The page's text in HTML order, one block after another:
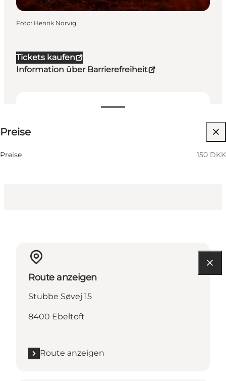
Tickets kaufen
Information über Barrierefreiheit
Preise
Preise 150 DKK
Foto: Henrik Norvig
Route anzeigen
Stubbe Søvej 15
8400 Ebeltoft
Route anzeigen